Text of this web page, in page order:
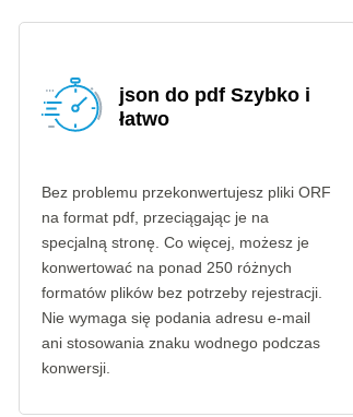
json do pdf Szybko i
łatwo
Bez problemu przekonwertujesz pliki ORF
na format pdf, przeciągając je na
specjalną stronę. Co więcej, możesz je
konwertować na ponad 250 różnych
formatów plików bez potrzeby rejestracji.
Nie wymaga się podania adresu e-mail
ani stosowania znaku wodnego podczas
konwersji.